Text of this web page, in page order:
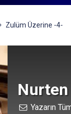
Zulüm Üzerine -4-
Yazarın